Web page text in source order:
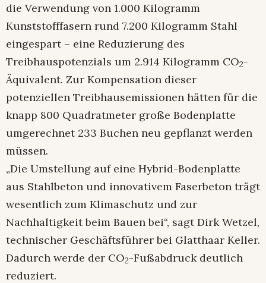
die Verwendung von 1.000 Kilogramm
Kunststofffasern rund 7.200 Kilogramm Stahl
eingespart – eine Reduzierung des
Treibhauspotenzials um 2.914 Kilogramm CO2-
Äquivalent. Zur Kompensation dieser
potenziellen Treibhausemissionen hätten für die
knapp 800 Quadratmeter große Bodenplatte
umgerechnet 233 Buchen neu gepflanzt werden
müssen.
„Die Umstellung auf eine Hybrid-Bodenplatte
aus Stahlbeton und innovativem Faserbeton trägt
wesentlich zum Klimaschutz und zur
Nachhaltigkeit beim Bauen bei“, sagt Dirk Wetzel,
technischer Geschäftsführer bei Glatthaar Keller.
Dadurch werde der CO2-Fußabdruck deutlich
reduziert.